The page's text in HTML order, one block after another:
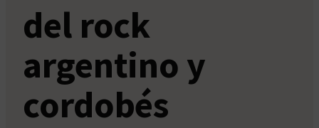
del rock
argentino y
cordobés